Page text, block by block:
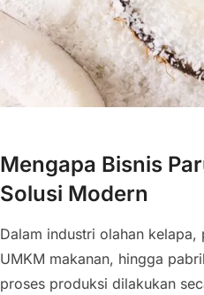
Mengapa Bisnis
Solusi Modern
Dalam industri olahan
UMKM makanan, hingga
proses produksi dilakukan